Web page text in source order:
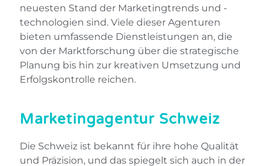
neuesten Stand der Marketingtrends und -
technologien sind. Viele dieser Agenturen
bieten umfassende Dienstleistungen an, die
von der Marktforschung über die strategische
Planung bis hin zur kreativen Umsetzung und
Erfolgskontrolle reichen.
Marketingagentur Schweiz
Die Schweiz ist bekannt für ihre hohe Qualität
und Präzision, und das spiegelt sich auch in der